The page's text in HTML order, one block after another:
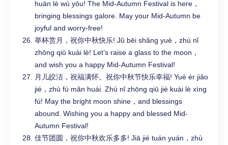
huān lè wú yōu! The Mid-Autumn Festival is here，
bringing blessings galore. May your Mid-Autumn be
joyful and worry-free!
举杯赏月，祝你中秋快乐! Jǔ bēi shǎng yuè，zhù nǐ
zhōng qiū kuài lè! Let’s raise a glass to the moon，
and wish you a happy Mid-Autumn Festival!
月儿皎洁，祝福满怀。祝你中秋节快乐幸福! Yuè ér jiǎo
jié，zhù fú mǎn huái. Zhù nǐ zhōng qiū jié kuài lè xìng
fú! May the bright moon shine，and blessings
abound. Wishing you a happy and blessed Mid-
Autumn Festival!
佳节团圆，祝你中秋欢乐多多! Jiā jié tuán yuán，zhù